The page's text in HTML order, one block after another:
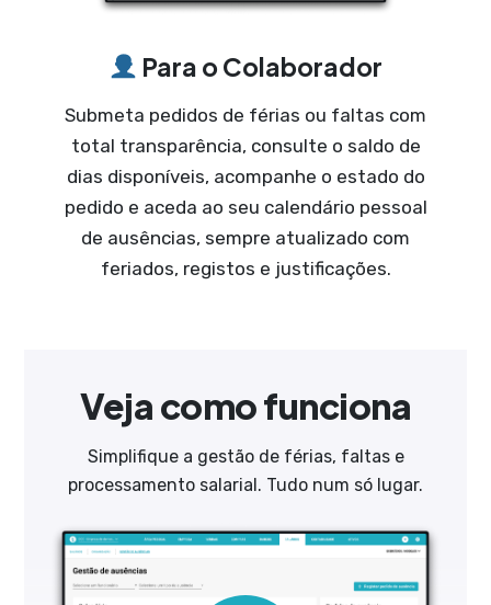
Para o Colaborador
Submeta pedidos de férias ou faltas com
total transparência, consulte o saldo de
dias disponíveis, acompanhe o estado do
pedido e aceda ao seu calendário pessoal
de ausências, sempre atualizado com
feriados, registos e justificações.
Veja como funciona
Simplifique a gestão de férias, faltas e
processamento salarial. Tudo num só lugar.